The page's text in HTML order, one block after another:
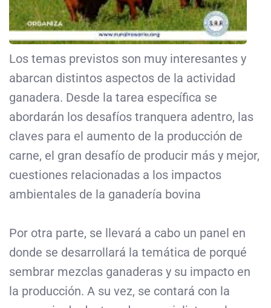
Los temas previstos son muy interesantes y
abarcan distintos aspectos de la actividad
ganadera. Desde la tarea específica se
abordarán los desafíos tranquera adentro, las
claves para el aumento de la producción de
carne, el gran desafío de producir más y mejor,
cuestiones relacionadas a los impactos
ambientales de la ganadería bovina
Por otra parte, se llevará a cabo un panel en
donde se desarrollará la temática de porqué
sembrar mezclas ganaderas y su impacto en
la producción. A su vez, se contará con la